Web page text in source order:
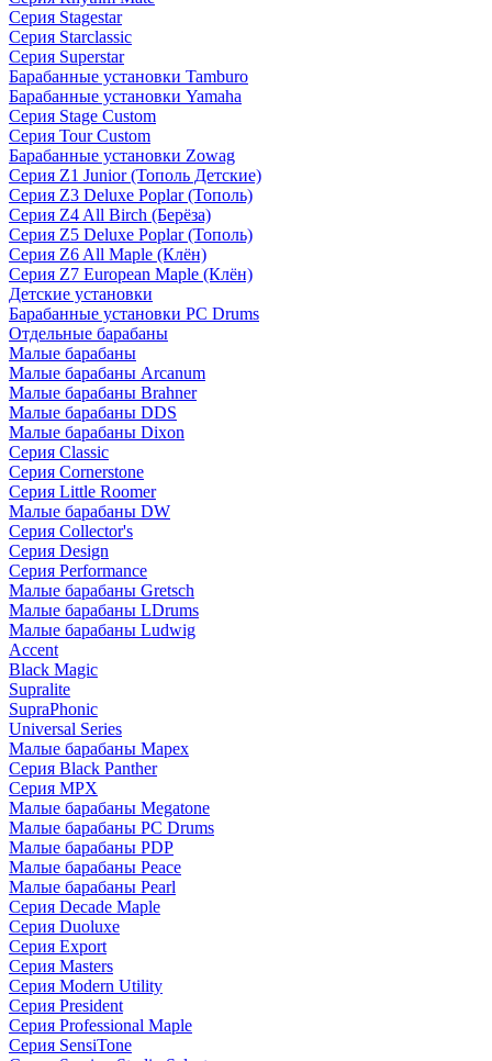
Серия Stagestar
Серия Starclassic
Серия Superstar
Барабанные установки Tamburo
Барабанные установки Yamaha
Серия Stage Custom
Серия Tour Custom
Барабанные установки Zowag
Серия Z1 Junior (Тополь Детские)
Серия Z3 Deluxe Poplar (Тополь)
Серия Z4 All Birch (Берёза)
Серия Z5 Deluxe Poplar (Тополь)
Серия Z6 All Maple (Клён)
Серия Z7 European Maple (Клён)
Детские установки
Барабанные установки PC Drums
Отдельные барабаны
Малые барабаны
Малые барабаны Arcanum
Малые барабаны Brahner
Малые барабаны DDS
Малые барабаны Dixon
Серия Classic
Серия Cornerstone
Серия Little Roomer
Малые барабаны DW
Серия Collector's
Серия Design
Серия Performance
Малые барабаны Gretsch
Малые барабаны LDrums
Малые барабаны Ludwig
Accent
Black Magic
Supralite
SupraPhonic
Universal Series
Малые барабаны Mapex
Серия Black Panther
Серия MPX
Малые барабаны Megatone
Малые барабаны PC Drums
Малые барабаны PDP
Малые барабаны Peace
Малые барабаны Pearl
Серия Decade Maple
Серия Duoluxe
Серия Export
Серия Masters
Серия Modern Utility
Серия President
Серия Professional Maple
Серия SensiTone